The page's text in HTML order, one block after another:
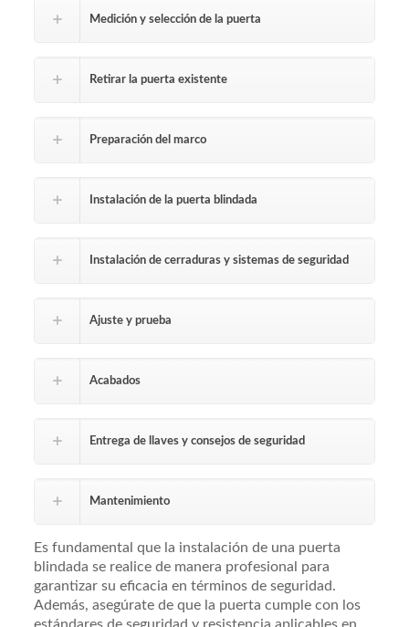
Medición y selección de la puerta
Retirar la puerta existente
Preparación del marco
Instalación de la puerta blindada
Instalación de cerraduras y sistemas de seguridad
Ajuste y prueba
Acabados
Entrega de llaves y consejos de seguridad
Mantenimiento
Es fundamental que la instalación de una puerta
blindada se realice de manera profesional para
garantizar su eficacia en términos de seguridad.
Además, asegúrate de que la puerta cumple con los
estándares de seguridad y resistencia aplicables en